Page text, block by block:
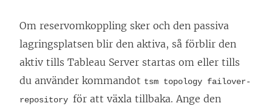
Om reservomkoppling sker och den passiva
lagringsplatsen blir den aktiva, så förblir den
aktiv tills Tableau Server startas om eller tills
du använder kommandot tsm topology failover-
repository för att växla tillbaka. Ange den